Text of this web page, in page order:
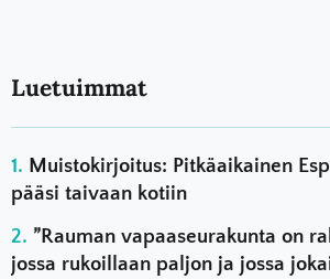
Luetuimmat
Muistokirjoitus: Pitkäaikainen
pääsi taivaan kotiin
”Rauman vapaaseurakunta on
jossa rukoillaan paljon ja jossa